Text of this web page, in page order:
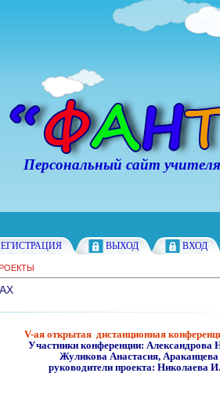
сайт учителя
ВЫХОД ВХОД
V-ая открытая дистанционная
Участники конференции: Александрова
Жуликова Анастасия,
руководители проекта: Николаева